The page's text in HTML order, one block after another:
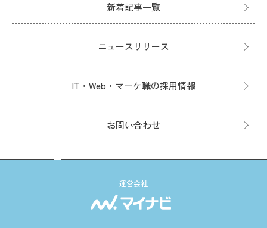
新着記事一覧
ニュースリリース
IT・Web・マーケ職の採用情報
お問い合わせ
運営会社